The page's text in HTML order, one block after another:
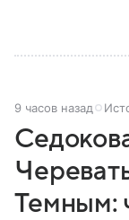
9 часов назад
Темным: